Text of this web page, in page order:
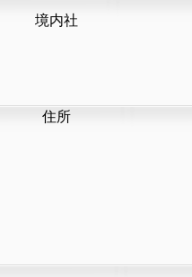
​境内社
​住所